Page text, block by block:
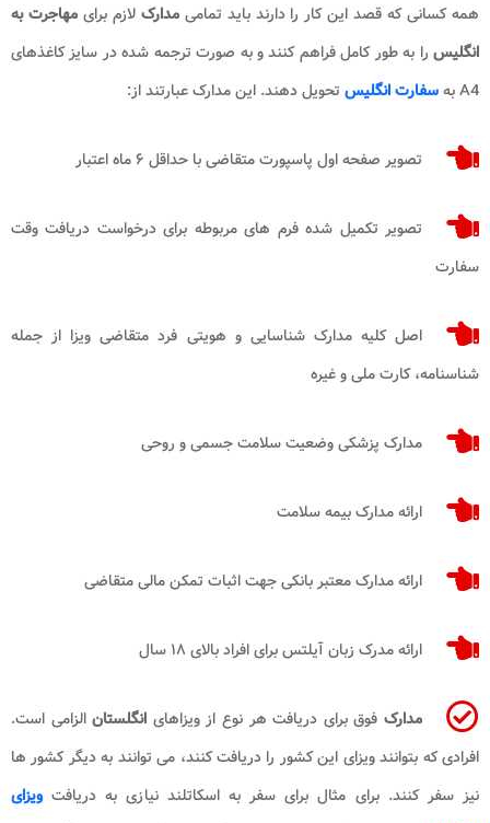
همه کسانی که قصد این کار را دارند باید تمامیمدارک لازم برایمهاجرت به
انگلیس را به طور کامل فراهم کنند و به صورت ترجمه شده در سایز کاغذهای
A4 به
سفارت انگلیس تحویل دهند. این مدارک عبارتند از:
تصویر صفحه اول پاسپورت متقاضی با حداقل ۶ ماه اعتبار
تصویر تکمیل شده فرم های مربوطه برای درخواست دریافت وقت
سفارت
اصل کلیه مدارک شناسایی و هویتی فرد متقاضی ویزا از جمله
شناسنامه، کارت ملی و غیره
مدارک پزشکی وضعیت سلامت جسمی و روحی
ارائه مدارک بیمه سلامت
ارائه مدارک معتبر بانکی جهت اثبات تمکن مالی متقاضی
ارائه مدرک زبان آیلتس برای افراد بالای ۱۸ سال
مدارکفوق برای دریافت هر نوع از ویزاهای انگلستانالزامی است.
افرادی که بتوانند ویزای این کشور را دریافت کنند، می توانند به دیگر کشور ها
نیز سفر کنند. برای مثال برای سفر به اسکاتلند نیازی به دریافتویزای